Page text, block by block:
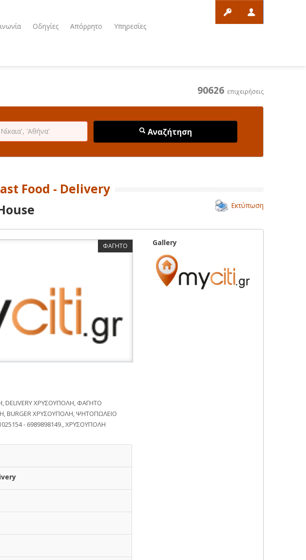
Οδηγίες Απόρρητο Υπηρεσίες
90626 επιχειρήσεις
Αναζήτηση
Food - Delivery
Εκτύπωση
ΦΑΓΗΤΟ
DELIVERY ΧΡΥΣΟΥΠΟΛΗ, ΦΑΓΗΤΟ
BURGER ΧΡΥΣΟΥΠΟΛΗ, ΨΗΤΟΠΩΛΕΙΟ
- 6989898149., ΧΡΥΣΟΥΠΟΛΗ
Gallery